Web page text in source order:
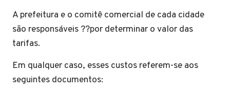
A prefeitura e o comitê comercial de cada cidade
são responsáveis ??por determinar o valor das
tarifas.
Em qualquer caso, esses custos referem-se aos
seguintes documentos: